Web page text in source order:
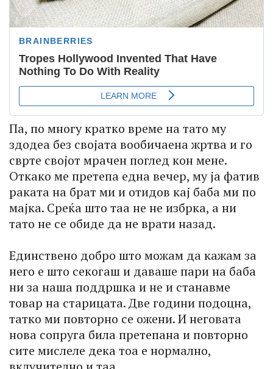
Па, по многу кратко време на тато му
здодеа без својата вообичаена жртва и го
сврте својот мрачен поглед кон мене.
Откако ме претепа една вечер, му ја фатив
раката на брат ми и отидов кај баба ми по
мајка. Среќа што таа не не избрка, а ни
тато не се обиде да не врати назад.
Единствено добро што можам да кажам за
него е што секогаш и даваше пари на баба
ни за наша поддршка и не и станавме
товар на старицата. Две години подоцна,
татко ми повторно се ожени. И неговата
нова сопруга била претепана и повторно
сите мислеле дека тоа е нормално,